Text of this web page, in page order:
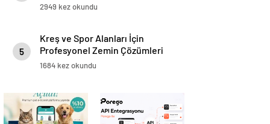
2949 kez okundu
5
Kreş ve Spor Alanları İçin
Profesyonel Zemin Çözümleri
1684 kez okundu